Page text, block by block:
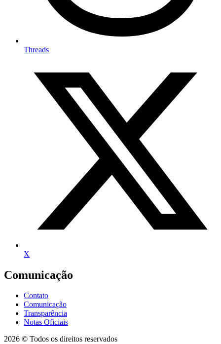
Threads
X
Comunicação
Contato
Comunicação
Transparência
Notas Oficiais
2026 © Todos os direitos reservados